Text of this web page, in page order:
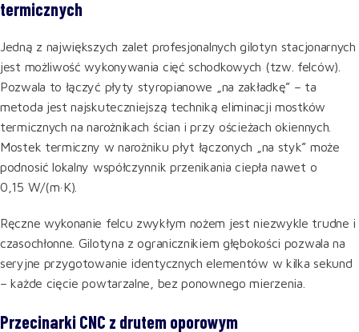
termicznych
Jedną z największych zalet profesjonalnych gilotyn stacjonarnych
jest możliwość wykonywania cięć schodkowych (tzw. felców).
Pozwala to łączyć płyty styropianowe „na zakładkę” – ta
metoda jest najskuteczniejszą techniką eliminacji mostków
termicznych na narożnikach ścian i przy ościeżach okiennych.
Mostek termiczny w narożniku płyt łączonych „na styk” może
podnosić lokalny współczynnik przenikania ciepła nawet o
0,15 W/(m·K).
Ręczne wykonanie felcu zwykłym nożem jest niezwykle trudne i
czasochłonne. Gilotyna z ogranicznikiem głębokości pozwala na
seryjne przygotowanie identycznych elementów w kilka sekund
– każde cięcie powtarzalne, bez ponownego mierzenia.
Przecinarki CNC z drutem oporowym